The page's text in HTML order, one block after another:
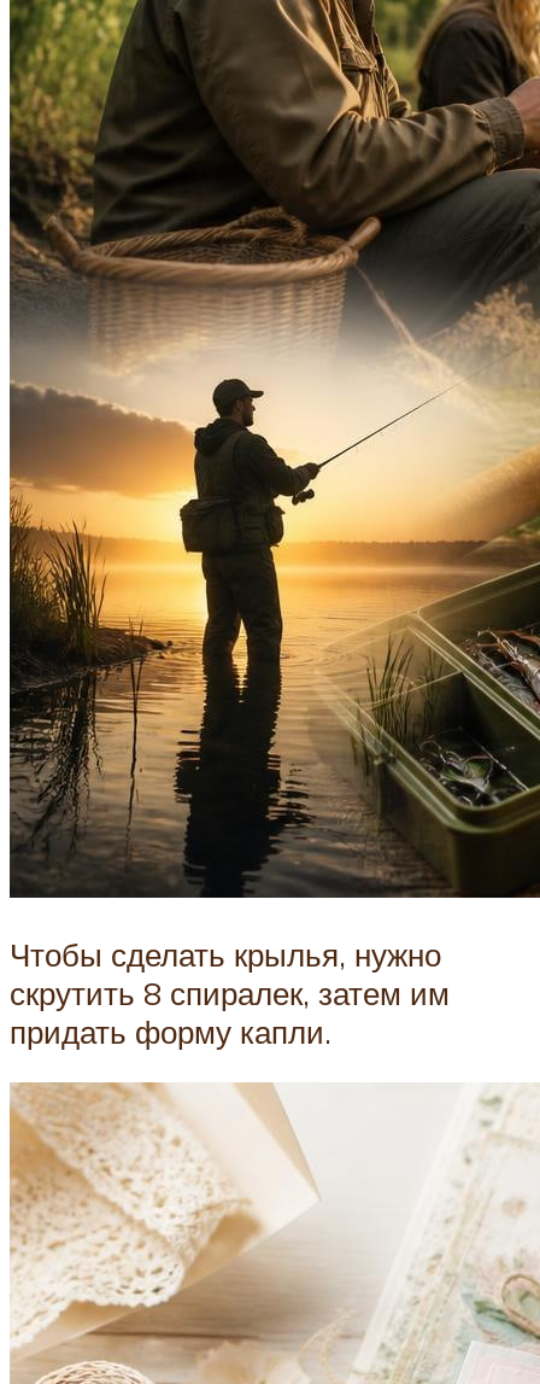
Чтобы сделать крылья, нужно
скрутить 8 спиралек, затем им
придать форму капли.